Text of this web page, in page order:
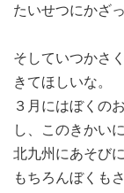
たいせつにかざ
そしていつかさ
きてほしいな。
３月にはぼくの
し、このきかいに
北九州にあそび
もちろんぼくも